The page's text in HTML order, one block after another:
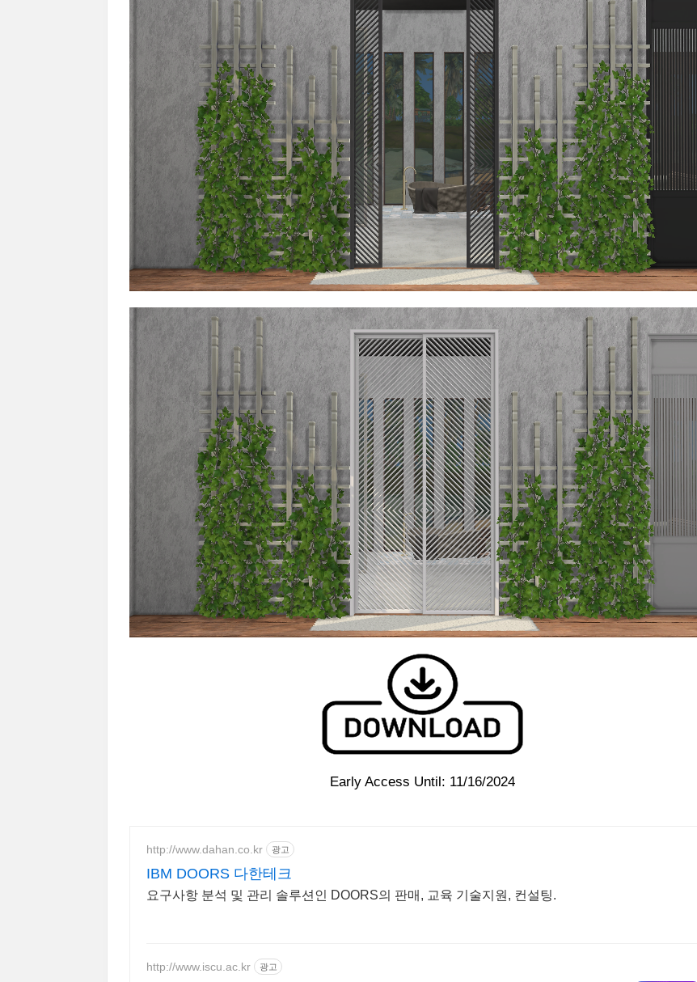
Early Access Until: 11/16/2024
http://www.dahan.co.kr 광고
IBM DOORS 다한테크
요구사항 분석 및 관리 솔루션인 DOORS의 판매, 교육 기술지원, 컨설팅.
http://www.iscu.ac.kr 광고